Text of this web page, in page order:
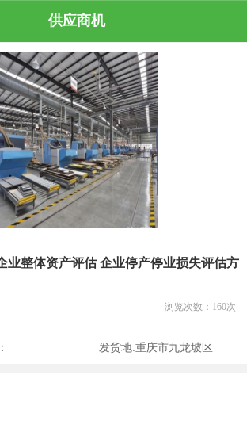
供应商机
业整体资产评估 企业停产停业损失评估方
浏览次数： 160次
发货地:重庆市九龙坡区